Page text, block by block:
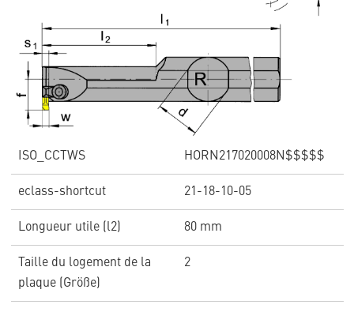
ISO_CCTWS HORN217020008N$$$$$
eclass-shortcut 21-18-10-05
Longueur utile (l2) 80 mm
Taille du logement de la
plaque (Größe)
2